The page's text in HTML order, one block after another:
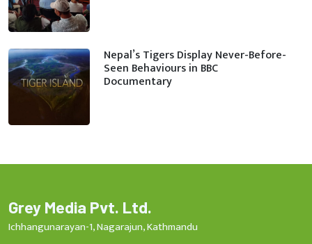
Nepal’s Tigers Display Never-Before-
Seen Behaviours in BBC
Documentary
Grey Media Pvt. Ltd.
Ichhangunarayan-1, Nagarajun, Kathmandu